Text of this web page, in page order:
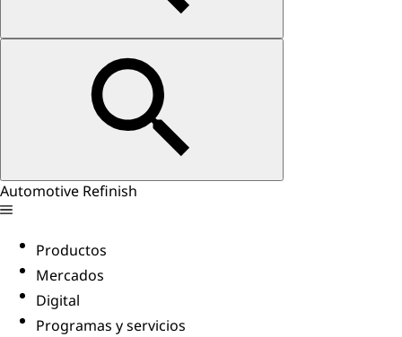
Automotive Refinish
Productos
Mercados
Digital
Programas y servicios